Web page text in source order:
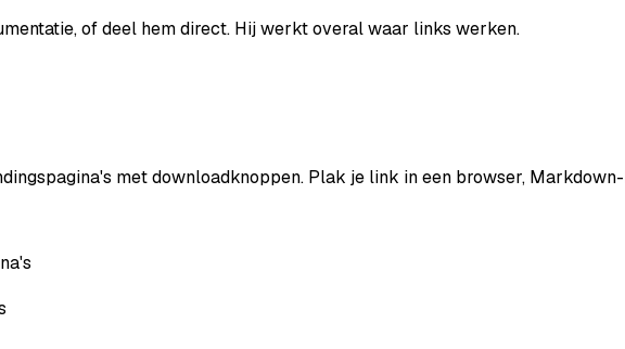
of deel hem direct. Hij werkt overal waar links werken.
met downloadknoppen. Plak je link in een browser,